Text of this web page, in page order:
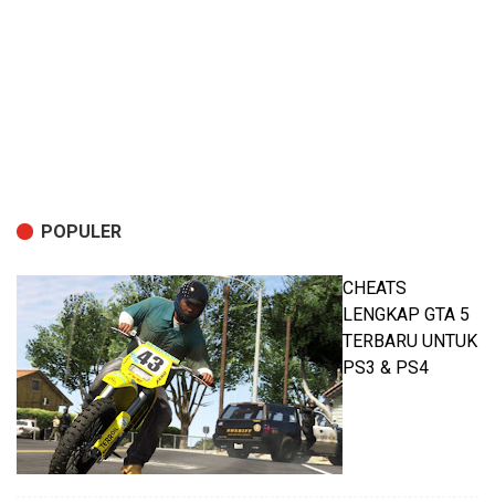
POPULER
CHEATS
LENGKAP GTA 5
TERBARU UNTUK
PS3 & PS4